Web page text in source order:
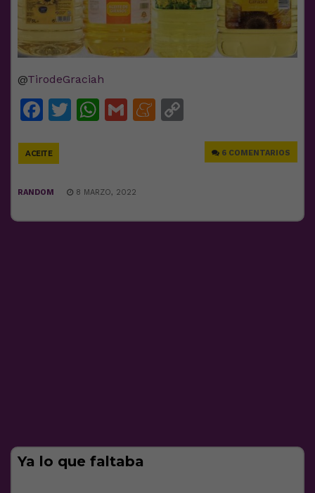
@TirodeGraciah
Facebook
Twitter
WhatsApp
GmailMeneame
ACEITE 6 COMENTARIOS
RANDOM 8 MARZO, 2022
Ya lo que faltaba